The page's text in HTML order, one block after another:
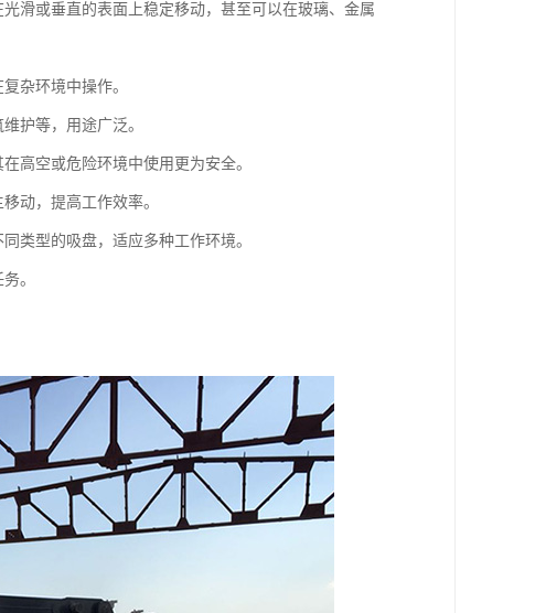
滑或垂直的表面上稳定移动，甚至可以在玻璃、金属
杂环境中操作。
护等，用途广泛。
高空或危险环境中使用更为安全。
动，提高工作效率。
类型的吸盘，适应多种工作环境。
。